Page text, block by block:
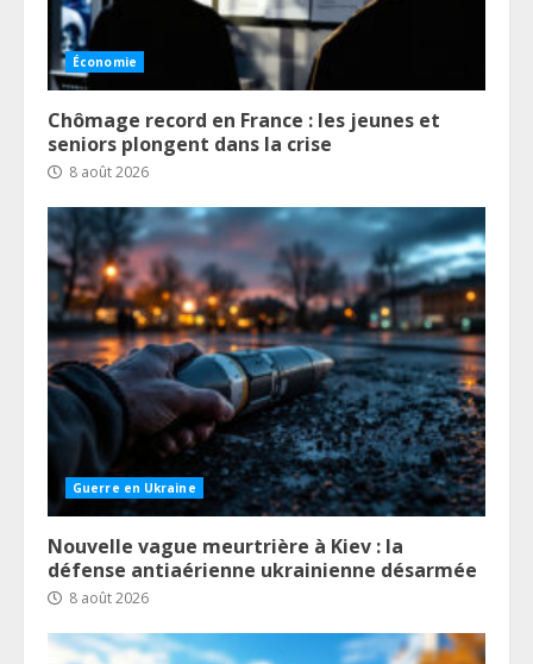
Économie
Chômage record en France : les jeunes et
seniors plongent dans la crise
8 août 2026
Guerre en Ukraine
Nouvelle vague meurtrière à Kiev : la
défense antiaérienne ukrainienne désarmée
8 août 2026